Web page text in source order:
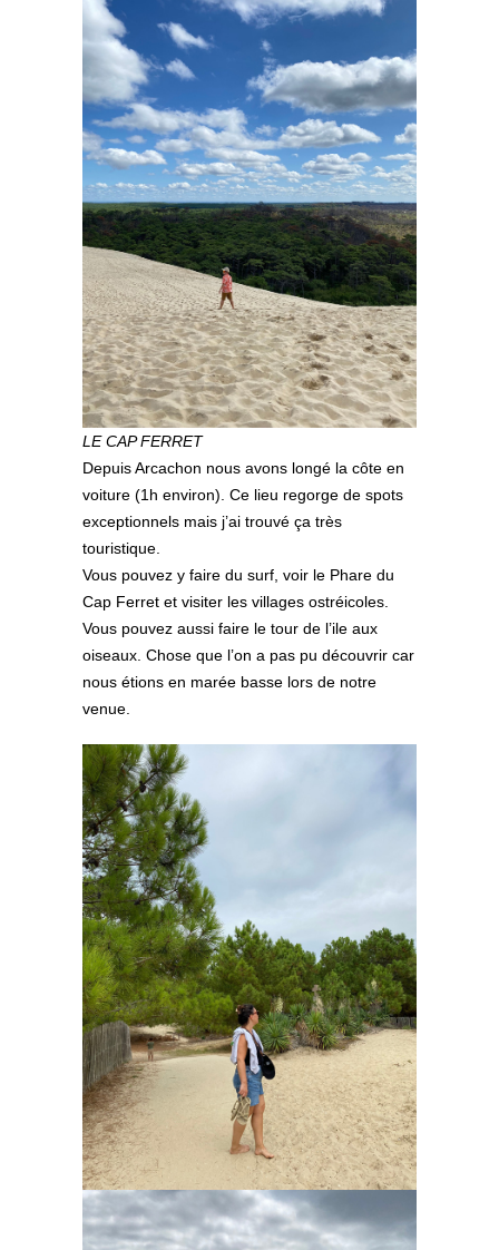
LE CAP FERRET
Depuis Arcachon nous avons longé la côte en
voiture (1h environ). Ce lieu regorge de spots
exceptionnels mais j’ai trouvé ça très
touristique.
Vous pouvez y faire du surf, voir le Phare du
Cap Ferret et visiter les villages ostréicoles.
Vous pouvez aussi faire le tour de l’ile aux
oiseaux. Chose que l’on a pas pu découvrir car
nous étions en marée basse lors de notre
venue.